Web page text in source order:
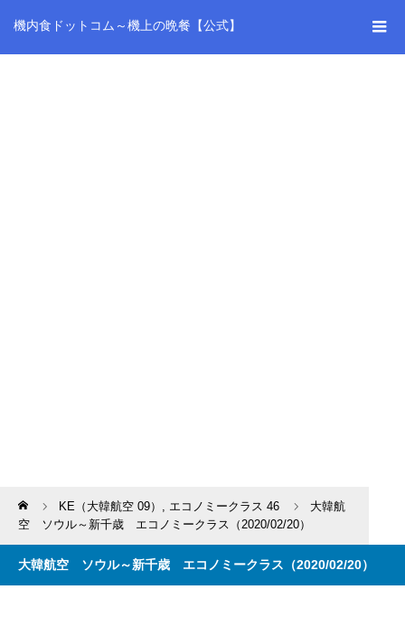
機内食ドットコム～機上の晩餐【公式】
Home KE（大韓航空 09） , エコノミークラス 46
大韓航
空 ソウル～新千歳 エコノミークラス（2020/02/20）
大韓航空 ソウル～新千歳 エコノミークラス（2020/02/20）